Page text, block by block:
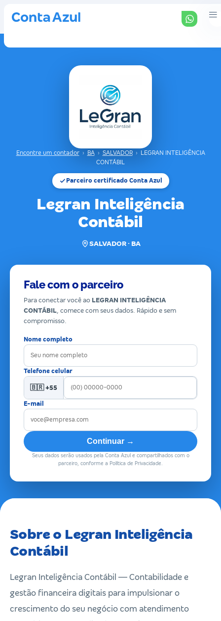
Encontre um contador › BA › SALVADOR ›
LEGRAN INTELIGÊNCIA
CONTÁBIL
Parceiro certificado Conta Azul
Legran Inteligência
Contábil
SALVADOR · BA
Fale com o parceiro
Para conectar você ao LEGRAN INTELIGÊNCIA
CONTÁBIL, comece com seus dados. Rápido e sem
compromisso.
Nome completo
Telefone celular
🇧🇷 +55
E-mail
Continuar →
Seus dados serão usados pela Conta Azul e compartilhados com o
parceiro, conforme a Política de Privacidade.
Sobre o Legran Inteligência
Contábil
Legran Inteligência Contábil — Contabilidade e
gestão financeira digitais para impulsionar o
crescimento do seu negócio com atendimento